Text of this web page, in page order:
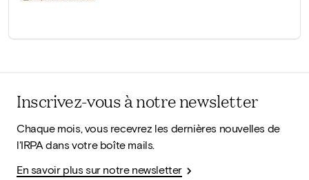
Inscrivez-vous à notre newsletter
Chaque mois, vous recevrez les dernières nouvelles de
l'IRPA dans votre boîte mails.
En savoir plus sur notre newsletter